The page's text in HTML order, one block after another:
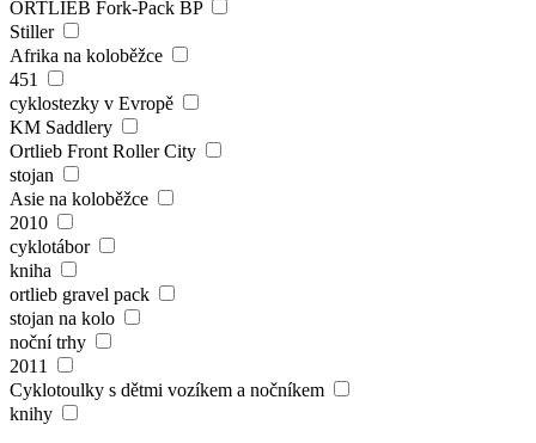
ORTLIEB Fork-Pack BP
Stiller
Afrika na koloběžce
451
cyklostezky v Evropě
KM Saddlery
Ortlieb Front Roller City
stojan
Asie na koloběžce
2010
cyklotábor
kniha
ortlieb gravel pack
stojan na kolo
noční trhy
2011
Cyklotoulky s dětmi vozíkem a nočníkem
knihy